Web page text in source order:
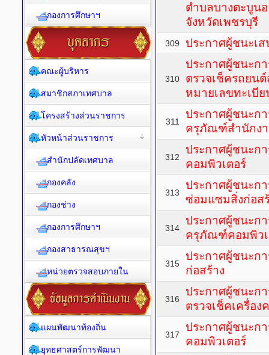
ตำบลบางตะบูน
จังหวัดเพชรบุรี
309 ประกาศผู้ชนะเ
310
ประกาศผู้ชนะก
ตรวจเช็ครถยน
หมายเลขทะเบี
311
ประกาศผู้ชนะก
ครุภัณฑ์สำนักงา
312
ประกาศผู้ชนะก
คอมพิวเตอร์
313
ประกาศผู้ชนะก
ซ่อมแซมสิ่งก่อส
314
ประกาศผู้ชนะก
ครุภัณฑ์คอมพิวเ
315
ประกาศผู้ชนะก
ก่อสร้าง
316
ประกาศผู้ชนะก
ตรวจเช็คเครื่อง
317
ประกาศผู้ชนะก
คอมพิวเตอร์
กองการศึกษาฯ
คณะผู้บริหาร
สมาชิกสภาเทศบาล
โครงสร้างส่วนราชการ
หัวหน้าส่วนราชการ
สำนักปลัดเทศบาล
กองคลัง
กองช่าง
กองการศึกษาฯ
กองสาธารณสุขฯ
หน่วยตรวจสอบภายใน
แผนพัฒนาท้องถิ่น
ยุทธศาสตร์การพัฒนา